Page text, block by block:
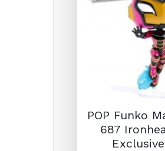
POP Funko
687
Exclusive